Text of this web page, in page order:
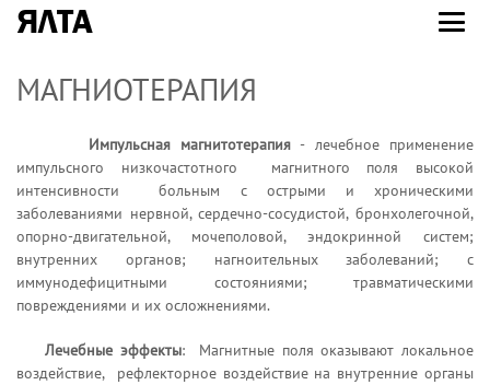
ЯЛТА
МАГНИОТЕРАПИЯ
Импульсная магнитотерапия- лечебное применение
импульсного низкочастотного магнитного поля высокой
интенсивности больным с острыми и хроническими
заболеваниями нервной, сердечно-сосудистой, бронхолегочной,
опорно-двигательной, мочеполовой, эндокринной систем;
внутренних органов; нагноительных заболеваний; с
иммунодефицитными состояниями; травматическими
повреждениями и их осложнениями.
Лечебные эффекты: Магнитные поля оказывают локальное
воздействие, рефлекторное воздействие на внутренние органы